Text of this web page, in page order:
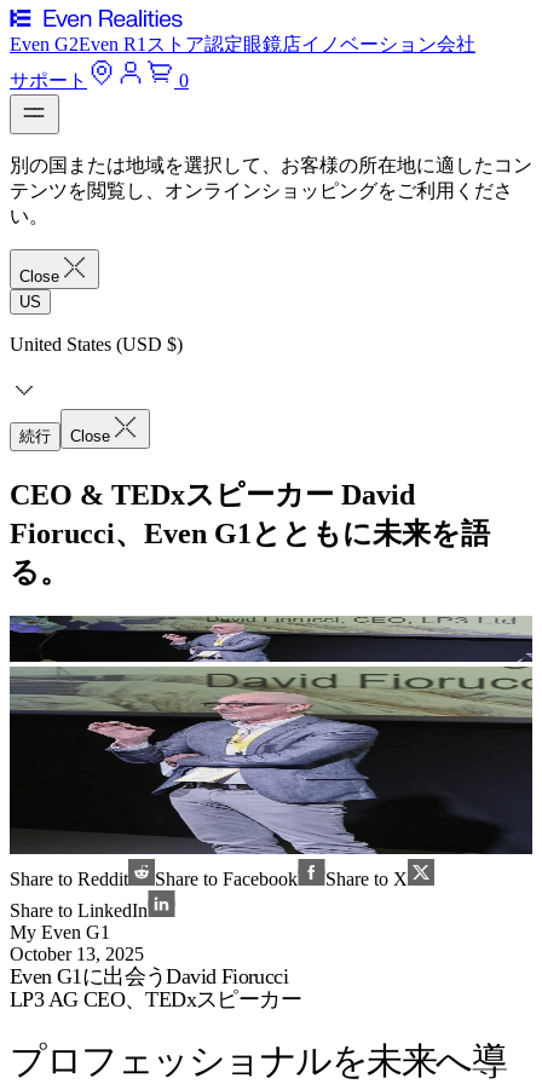
Even G2Even R1 ストア認定眼鏡店イノベーション会社
サポート
0
別の国または地域を選択して、お客様の所在地に適したコン
テンツを閲覧し、オンラインショッピングをご利用くださ
い。
Close
US
United States (USD $)
続行 Close
CEO & TEDxスピーカー David
Fiorucci、Even G1とともに未来を語
る。
Share to Reddit Share to Facebook
Share to X
Share to LinkedIn
My Even G1
October 13, 2025
Even G1に出会うDavid Fiorucci
LP3 AG CEO、TEDxスピーカー
プロフェッショナルを未来へ導